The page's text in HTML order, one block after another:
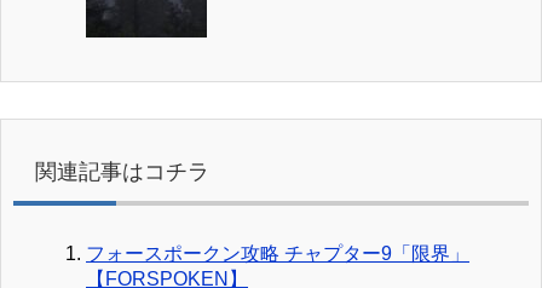
関連記事はコチラ
フォースポークン攻略 チャプター9「限界」
【FORSPOKEN】